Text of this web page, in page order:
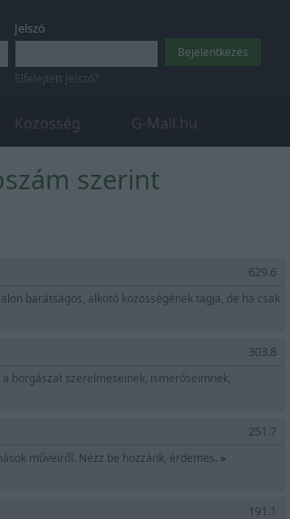
Jelszó
Elfelejtett jelszó?
Közösség G-Mail.hu
szerint
629.6
barátságos, alkotó közösségének tagja, de ha csak
303.8
horgászat szerelmeseinek, ismerőseimnek,
251.7
műveiről. Nézz be hozzánk, érdemes. »
191.1